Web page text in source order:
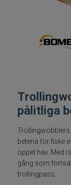
Fiskeset
Betespaket
Handgjorda
pålitliga
Trollingwobblers
betena för fiske
öppet hav. Med
gång som
trollingpass.